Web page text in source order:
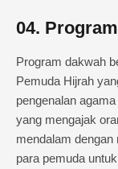
04.
Program dakwah
Pemuda Hijrah
pengenalan
yang mengajak
mendalam dengan
para pemuda